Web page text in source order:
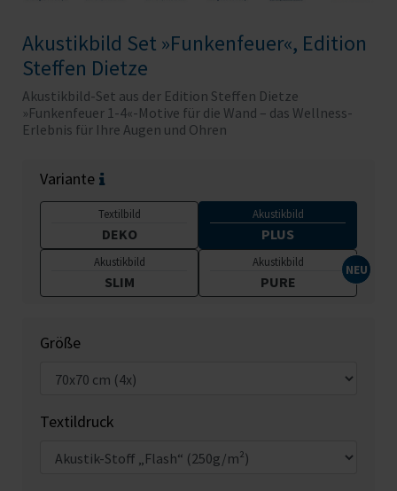
Akustikbild Set »Funkenfeuer«, Edition
Steffen Dietze
Akustikbild-Set aus der Edition Steffen Dietze
»Funkenfeuer 1-4«-Motive für die Wand – das Wellness-
Erlebnis für Ihre Augen und Ohren
Variante
Textilbild
DEKO
Akustikbild
PLUS
Akustikbild
SLIM
Akustikbild
PURE
Größe
Textildruck